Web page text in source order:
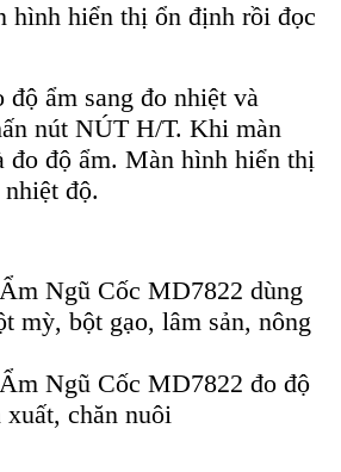
hình hiển thị ổn định rồi đọc
ẩm sang đo nhiệt và
nút NÚT H/T. Khi màn
đo độ ẩm. Màn hình hiển thị
độ.
Ngũ Cốc MD7822 dùng
mỳ, bột gạo, lâm sản, nông
Ngũ Cốc MD7822 đo độ
xuất, chăn nuôi